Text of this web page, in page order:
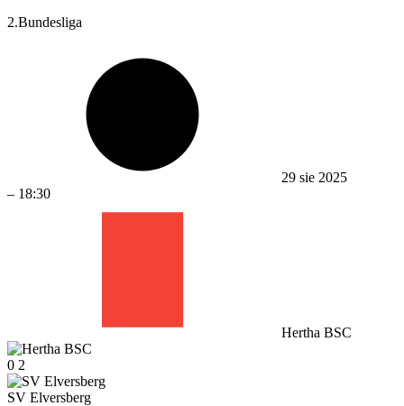
2.Bundesliga
29 sie 2025
– 18:30
Hertha BSC
0 2
SV Elversberg